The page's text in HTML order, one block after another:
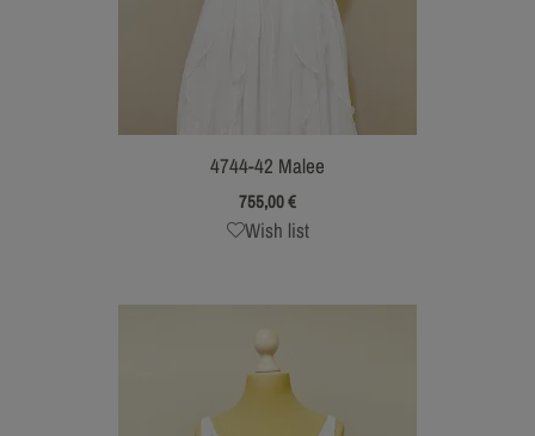
4744-42 Malee
755,00€
Wish list